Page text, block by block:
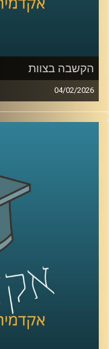
הקשבה בצוות
04/02/2026
בעולם הניהול והחיים
טובה, אבל הרבה פחות
שהיא למעשה מנגנון
ידע, ואם משפחות
אנחנו מדברים על
או בן משפחה מעצב את
יחד עם ד״ר אסנת
באוניברסיטת רייכמן,
נאומים הם האויב
הקשבה בצוות והקשבה
ההקשבה יכול לייצר